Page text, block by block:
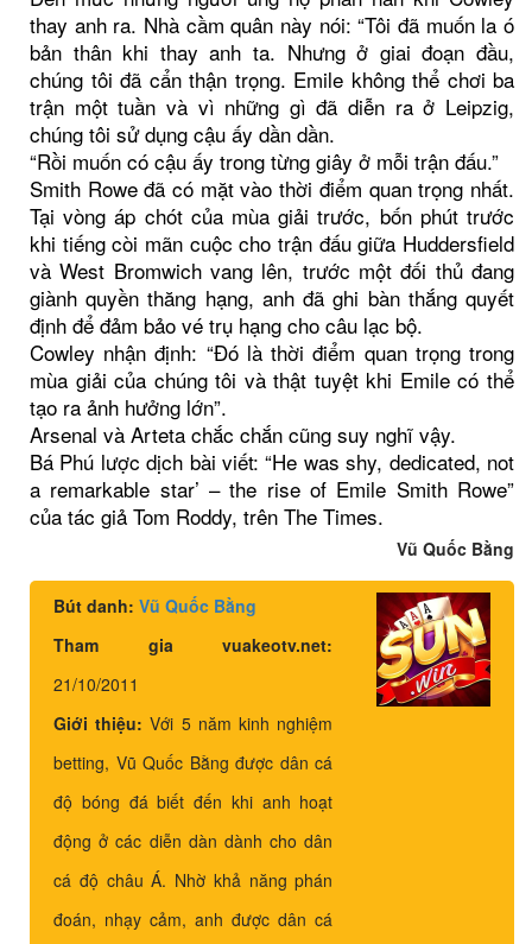
thay anh ra. Nhà cầm quân này nói: “Tôi đã muốn la ó
bản thân khi thay anh ta. Nhưng ở giai đoạn đầu,
chúng tôi đã cẩn thận trọng. Emile không thể chơi ba
trận một tuần và vì những gì đã diễn ra ở Leipzig,
chúng tôi sử dụng cậu ấy dần dần.
“Rồi muốn có cậu ấy trong từng giây ở mỗi trận đấu.”
Smith Rowe đã có mặt vào thời điểm quan trọng nhất.
Tại vòng áp chót của mùa giải trước, bốn phút trước
khi tiếng còi mãn cuộc cho trận đấu giữa Huddersfield
và West Bromwich vang lên, trước một đối thủ đang
giành quyền thăng hạng, anh đã ghi bàn thắng quyết
định để đảm bảo vé trụ hạng cho câu lạc bộ.
Cowley nhận định: “Đó là thời điểm quan trọng trong
mùa giải của chúng tôi và thật tuyệt khi Emile có thể
tạo ra ảnh hưởng lớn”.
Arsenal và Arteta chắc chắn cũng suy nghĩ vậy.
Bá Phú lược dịch bài viết: “He was shy, dedicated, not
a remarkable star’ – the rise of Emile Smith Rowe”
của tác giả Tom Roddy, trên The Times.
Vũ Quốc Bằng
Bút danh: Vũ Quốc Bằng
Tham gia vuakeotv.net:
21/10/2011
Giới thiệu: Với 5 năm kinh nghiệm
betting, Vũ Quốc Bằng được dân cá
độ bóng đá biết đến khi anh hoạt
động ở các diễn dàn dành cho dân
cá độ châu Á. Nhờ khả năng phán
đoán, nhạy cảm, anh được dân cá